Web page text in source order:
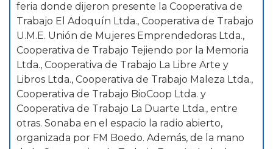
feria donde dijeron presente la Cooperativa de
Trabajo El Adoquín Ltda., Cooperativa de Trabajo
U.M.E. Unión de Mujeres Emprendedoras Ltda.,
Cooperativa de Trabajo Tejiendo por la Memoria
Ltda., Cooperativa de Trabajo La Libre Arte y
Libros Ltda., Cooperativa de Trabajo Maleza Ltda.,
Cooperativa de Trabajo BioCoop Ltda. y
Cooperativa de Trabajo La Duarte Ltda., entre
otras. Sonaba en el espacio la radio abierto,
organizada por FM Boedo. Además, de la mano